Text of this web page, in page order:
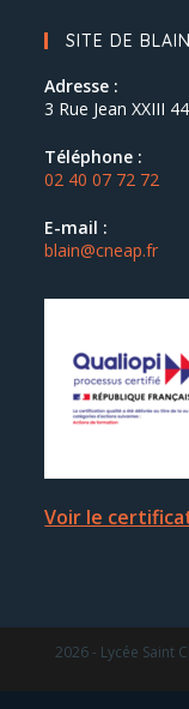
SITE DE BLAIN
Adresse :
3 Rue Jean XXIII
Téléphone :
02 40 07 72 72
E-mail :
blain@cneap.fr
Voir le
2026 - Lycée Saint